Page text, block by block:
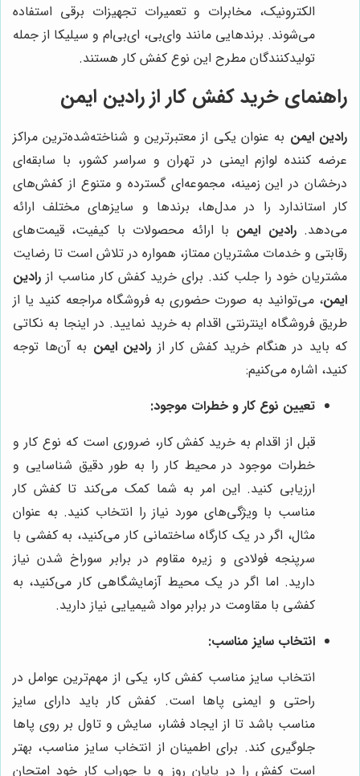
الکترونیک، مخابرات و تعمیرات تجهیزات برقی استفاده
می‌شوند. برندهایی مانند وای‌بی، ای‌بی‌ام و سیلیکا از جمله
تولیدکنندگان مطرح این نوع کفش کار هستند.
راهنمای خرید کفش کار از رادین ایمن
رادین ایمن به عنوان یکی از معتبرترین و شناخته‌شده‌ترین مراکز
عرضه کننده لوازم ایمنی در تهران و سراسر کشور، با سابقه‌ای
درخشان در این زمینه، مجموعه‌ای گسترده و متنوع از کفش‌های
کار استاندارد را در مدل‌ها، برندها و سایزهای مختلف ارائه
می‌دهد.رادین ایمن با ارائه محصولات با کیفیت، قیمت‌های
رقابتی و خدمات مشتریان ممتاز، همواره در تلاش است تا رضایت
مشتریان خود را جلب کند. برای خرید کفش کار مناسب از رادین
ایمن، می‌توانید به صورت حضوری به فروشگاه مراجعه کنید یا از
طریق فروشگاه اینترنتی اقدام به خرید نمایید. در اینجا به نکاتی
که باید در هنگام خرید کفش کار از رادین ایمن به آن‌ها توجه
کنید، اشاره می‌کنیم:
تعیین نوع کار و خطرات موجود:
قبل از اقدام به خرید کفش کار، ضروری است که نوع کار و
خطرات موجود در محیط کار را به طور دقیق شناسایی و
ارزیابی کنید. این امر به شما کمک می‌کند تا کفش کار
مناسب با ویژگی‌های مورد نیاز را انتخاب کنید. به عنوان
مثال، اگر در یک کارگاه ساختمانی کار می‌کنید، به کفشی با
سرپنجه فولادی و زیره مقاوم در برابر سوراخ شدن نیاز
دارید. اما اگر در یک محیط آزمایشگاهی کار می‌کنید، به
کفشی با مقاومت در برابر مواد شیمیایی نیاز دارید.
انتخاب سایز مناسب:
انتخاب سایز مناسب کفش کار، یکی از مهم‌ترین عوامل در
راحتی و ایمنی پاها است. کفش کار باید دارای سایز
مناسب باشد تا از ایجاد فشار، سایش و تاول بر روی پاها
جلوگیری کند. برای اطمینان از انتخاب سایز مناسب، بهتر
است کفش را در پایان روز و با جوراب کار خود امتحان